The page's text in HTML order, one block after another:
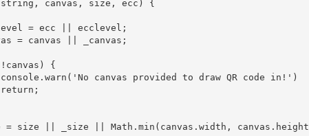
string , canvas , size , ecc ) {
= ecc ecclevel ;
= canvas _canvas ;
canvas )
{
. warn ( 'No canvas provided to draw QR code in!' )
return ;
= size _size Math . min ( canvas . width , canvas . height